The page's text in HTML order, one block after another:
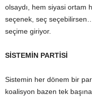
olsaydı, hem siyasi ortam
seçenek, seç
seçime giriyor.
SİSTEMİN PARTİSİ
Sistemin her dönem bir
koalisyon bazen tek